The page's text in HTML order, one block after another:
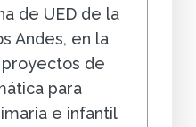
de UED de la
Andes, en la
de
para
e infantil